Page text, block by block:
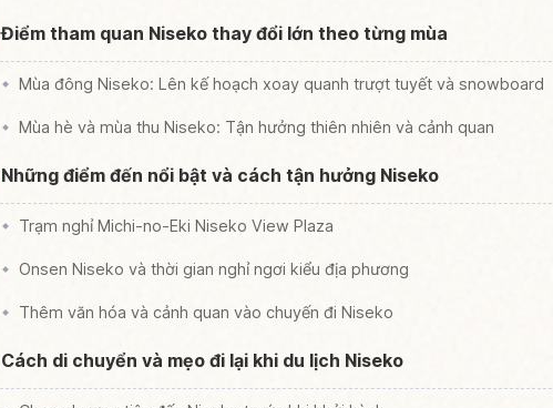
Điểm tham quan Niseko thay đổi lớn theo từng mùa
Mùa đông Niseko: Lên kế hoạch xoay quanh trượt tuyết và snowboard
Mùa hè và mùa thu Niseko: Tận hưởng thiên nhiên và cảnh quan
Những điểm đến nổi bật và cách tận hưởng Niseko
Trạm nghỉ Michi-no-Eki Niseko View Plaza
Onsen Niseko và thời gian nghỉ ngơi kiểu địa phương
Thêm văn hóa và cảnh quan vào chuyến đi Niseko
Cách di chuyển và mẹo đi lại khi du lịch Niseko